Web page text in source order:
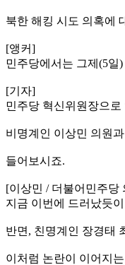
북한 해킹 시도 의혹에
[앵커]
민주당에서는 그제(5일
[기자]
민주당 혁신위원장으
비명계인 이상민 의원
들어보시죠.
[이상민 / 더불어민주당
지금 이번에 드러났듯
반면, 친명계인 장경태
이처럼 논란이 이어지